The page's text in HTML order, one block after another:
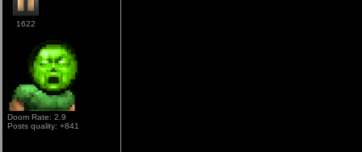
1622
Doom Rate: 2.9
Posts quality: +841